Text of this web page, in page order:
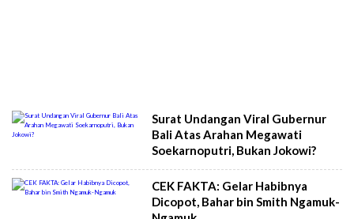
Surat Undangan Viral Gubernur
Bali Atas Arahan Megawati
Soekarnoputri, Bukan Jokowi?
CEK FAKTA: Gelar Habibnya
Dicopot, Bahar bin Smith Ngamuk-